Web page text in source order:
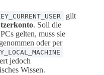
gilt
. Soll die
gelten, muss sie
oder per
jedoch
Wissen.